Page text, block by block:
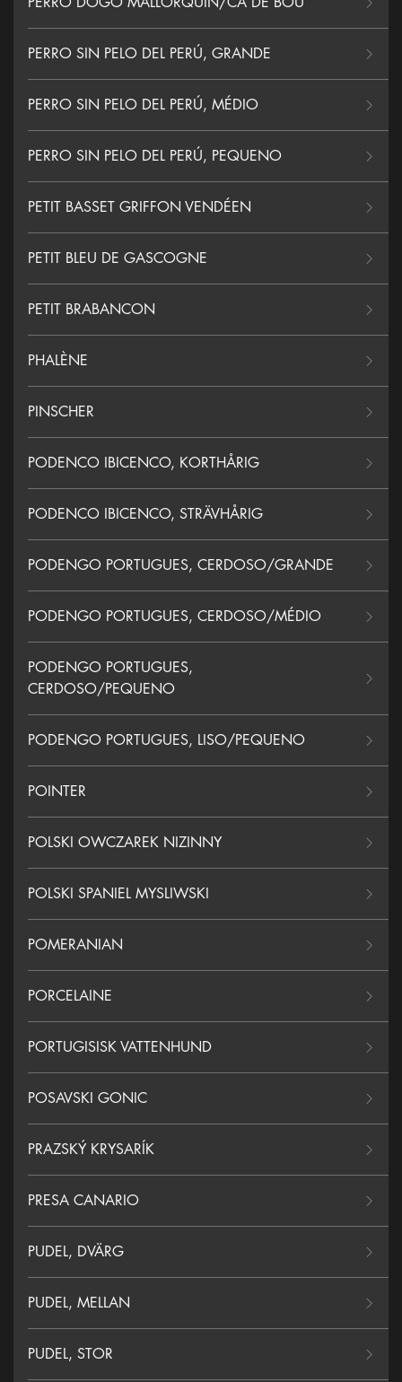
PERRO SIN PELO DEL PERÚ, GRANDE
PERRO SIN PELO DEL PERÚ, MÉDIO
PERRO SIN PELO DEL PERÚ, PEQUENO
PETIT BASSET GRIFFON VENDÉEN
PETIT BLEU DE GASCOGNE
PETIT BRABANCON
PHALÈNE
PINSCHER
PODENCO IBICENCO, KORTHÅRIG
PODENCO IBICENCO, STRÄVHÅRIG
PODENGO PORTUGUES, CERDOSO/GRANDE
PODENGO PORTUGUES, CERDOSO/MÉDIO
PODENGO PORTUGUES,
CERDOSO/PEQUENO
PODENGO PORTUGUES, LISO/PEQUENO
POINTER
POLSKI OWCZAREK NIZINNY
POLSKI SPANIEL MYSLIWSKI
POMERANIAN
PORCELAINE
PORTUGISISK VATTENHUND
POSAVSKI GONIC
PRAZSKÝ KRYSARÍK
PRESA CANARIO
PUDEL, DVÄRG
PUDEL, MELLAN
PUDEL, STOR